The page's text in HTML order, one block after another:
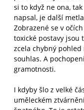
si to když ne ona,
napsal, je další
Zobrazené se v
toxické postavy jsou
zcela chybný
souhlas. A
gramotnosti.
I kdyby šlo z velké
uměleckém